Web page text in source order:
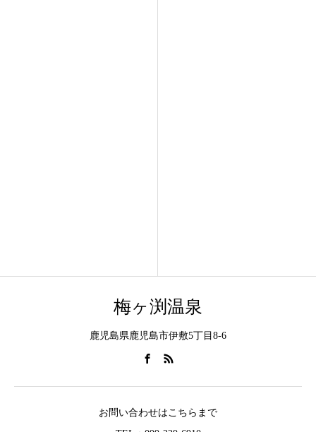
梅ヶ渕温泉
鹿児島県鹿児島市伊敷5丁目8-6
お問い合わせはこちらまで